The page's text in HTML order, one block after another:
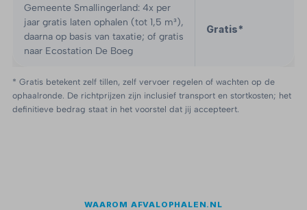
Gemeente Smallingerland: 4x per
jaar gratis laten ophalen (tot 1,5 m³),
daarna op basis van taxatie; of gratis
naar Ecostation De Boeg
Gratis*
* Gratis betekent zelf tillen, zelf vervoer regelen of wachten op de
ophaalronde. De richtprijzen zijn inclusief transport en stortkosten; het
definitieve bedrag staat in het voorstel dat jij accepteert.
WAAROM AFVALOPHALEN.NL